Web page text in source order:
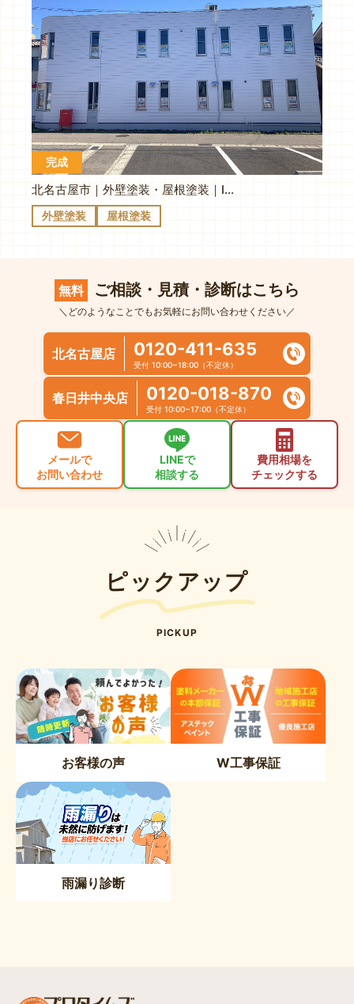
完成
北名古屋市｜外壁塗装・屋根塗装｜I様事務所
外壁塗装 屋根塗装
無料 ご相談・見積・診断はこちら
＼どのようなことでもお気軽にお問い合わせください／
北名古屋店 0120-411-635
受付 10:00~18:00（不定休）
春日井中央店 0120-018-870
受付 10:00~17:00（不定休）
メールで
お問い合わせ
LINEで
相談する
費用相場を
チェックする
ピックアップ
PICKUP
お客様の声 W工事保証
雨漏り診断